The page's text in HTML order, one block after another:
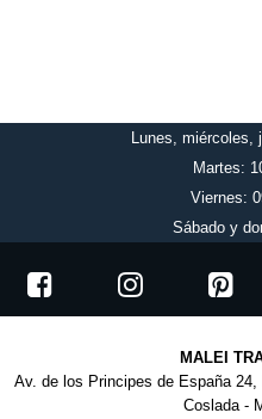
Lunes, miércoles,
Martes:
Viernes:
Sábado y
MALEI
Av. de los Principes de España
Coslada -